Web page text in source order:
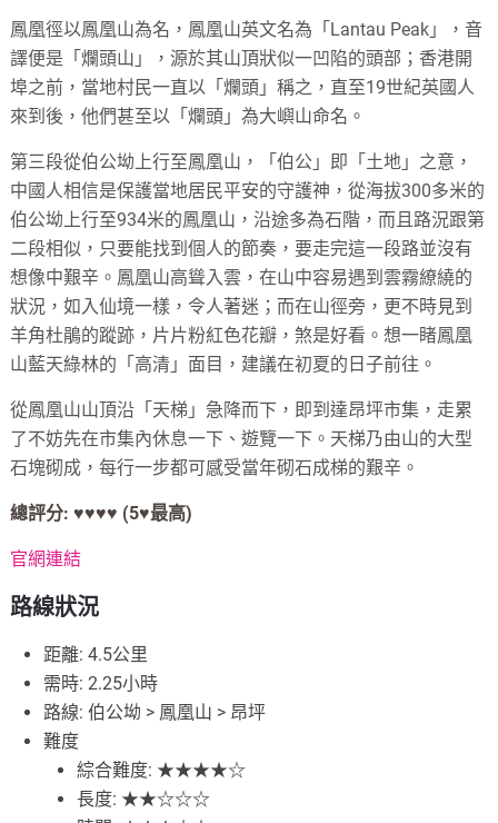
鳳凰徑以鳳凰山為名，鳳凰山英文名為「Lantau Peak」，音
譯便是「爛頭山」，源於其山頂狀似一凹陷的頭部；香港開
埠之前，當地村民一直以「爛頭」稱之，直至19世紀英國人
來到後，他們甚至以「爛頭」為大嶼山命名。
第三段從伯公坳上行至鳳凰山，「伯公」即「土地」之意，
中國人相信是保護當地居民平安的守護神，從海拔300多米的
伯公坳上行至934米的鳳凰山，沿途多為石階，而且路況跟第
二段相似，只要能找到個人的節奏，要走完這一段路並沒有
想像中艱辛。鳳凰山高聳入雲，在山中容易遇到雲霧繚繞的
狀況，如入仙境一樣，令人著迷；而在山徑旁，更不時見到
羊角杜鵑的蹤跡，片片粉紅色花瓣，煞是好看。想一睹鳳凰
山藍天綠林的「高清」面目，建議在初夏的日子前往。
從鳳凰山山頂沿「天梯」急降而下，即到達昂坪市集，走累
了不妨先在市集內休息一下、遊覽一下。天梯乃由山的大型
石塊砌成，每行一步都可感受當年砌石成梯的艱辛。
總評分: ♥♥♥♥ (5♥最高)
官網連結
路線狀況
距離: 4.5公里
需時: 2.25小時
路線: 伯公坳 > 鳳凰山 > 昂坪
難度
綜合難度: ★★★★☆
長度: ★★☆☆☆